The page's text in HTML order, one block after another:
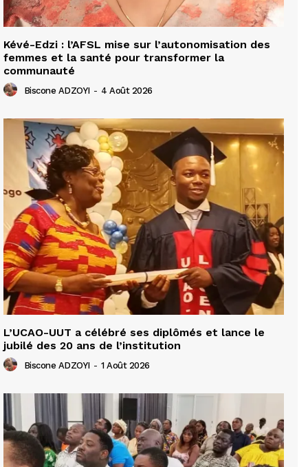
Kévé-Edzi : l’AFSL mise sur l’autonomisation des
femmes et la santé pour transformer la
communauté
Biscone ADZOYI - 4 Août 2026
L’UCAO-UUT a célébré ses diplômés et lance le
jubilé des 20 ans de l’institution
Biscone ADZOYI - 1 Août 2026